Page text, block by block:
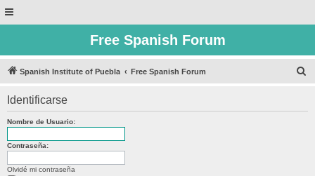
Free Spanish Forum
Spanish Institute of Puebla Free Spanish Forum
Identificarse
Nombre de Usuario:
Contraseña:
Olvidé mi contraseña